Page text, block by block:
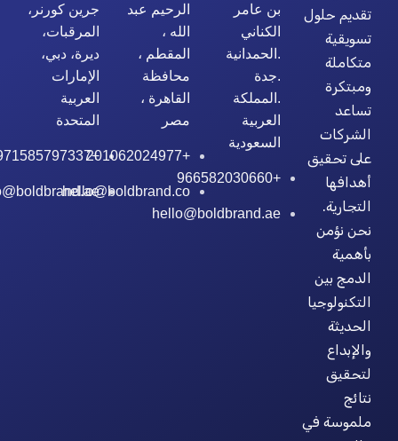
تقديم حلول
تسويقية
متكاملة
ومبتكرة
تساعد
الشركات
على تحقيق
أهدافها
التجارية.
نحن نؤمن
بأهمية
الدمج بين
التكنولوجيا
الحديثة
والإبداع
لتحقيق
نتائج
ملموسة في
بن عامر
الكناني
.الحمدانية
.جدة
.المملكة
العربية
السعودية
+966582030660
hello@boldbrand.ae
الرحيم عبد
الله ،
المقطم ،
محافظة
القاهرة ،
مصر
+201062024977
hello@boldbrand.co
جرين كورنر،
المرقبات،
ديرة، دبي،
الإمارات
العربية
المتحدة
+971585797337